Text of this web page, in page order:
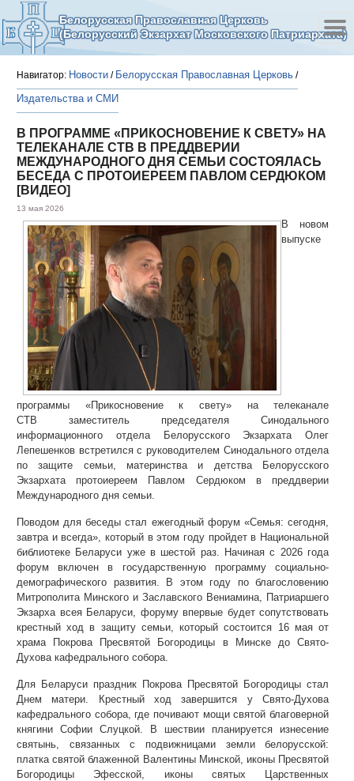
Белорусская Православная Церковь
(Белорусский Экзархат Московского Патриархата)
Навигатор: Новости / Белорусская Православная Церковь /
Издательства и СМИ
В ПРОГРАММЕ «ПРИКОСНОВЕНИЕ К СВЕТУ» НА
ТЕЛЕКАНАЛЕ СТВ В ПРЕДДВЕРИИ
МЕЖДУНАРОДНОГО ДНЯ СЕМЬИ СОСТОЯЛАСЬ
БЕСЕДА С ПРОТОИЕРЕЕМ ПАВЛОМ СЕРДЮКОМ
[ВИДЕО]
13 мая 2026
В новом
выпуске
программы «Прикосновение к свету» на телеканале
СТВ заместитель председателя Синодального
информационного отдела Белорусского Экзархата Олег
Лепешенков встретился с руководителем Синодального отдела
по защите семьи, материнства и детства Белорусского
Экзархата протоиереем Павлом Сердюком в преддверии
Международного дня семьи.
Поводом для беседы стал ежегодный форум «Семья: сегодня,
завтра и всегда», который в этом году пройдет в Национальной
библиотеке Беларуси уже в шестой раз. Начиная с 2026 года
форум включен в государственную программу социально-
демографического развития. В этом году по благословению
Митрополита Минского и Заславского Вениамина, Патриаршего
Экзарха всея Беларуси, форуму впервые будет сопутствовать
крестный ход в защиту семьи, который состоится 16 мая от
храма Покрова Пресвятой Богородицы в Минске до Свято-
Духова кафедрального собора.
Для Беларуси праздник Покрова Пресвятой Богородицы стал
Днем матери. Крестный ход завершится у Свято-Духова
кафедрального собора, где почивают мощи святой благоверной
княгини Софии Слуцкой. В шествии планируется изнесение
святынь, связанных с подвижницами земли белорусской:
платка святой блаженной Валентины Минской, иконы Пресвятой
Богородицы Эфесской, иконы святых Царственных